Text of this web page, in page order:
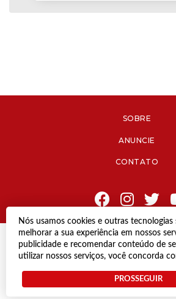
Nós usamos cookies e outras tecnologias
melhorar a sua experiência em nossos
publicidade e recomendar conteúdo de
utilizar nossos serviços, você concorda
PROSSEGUIR
SOBRE
ANUNCIE
CONTATO
© Copyright 2021 Diário de
Todos os direitos
Desenvolvido por
Termos e Políticas de Uso